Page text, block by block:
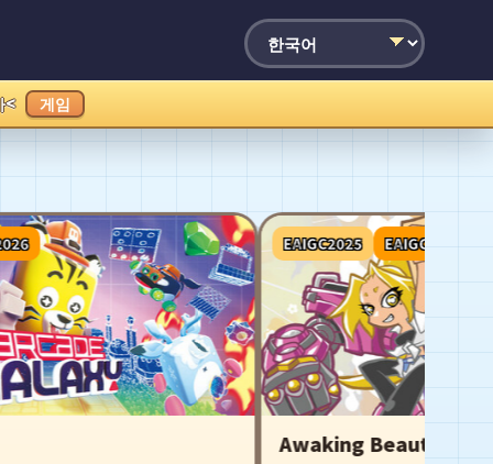
< 게임
EAIGC2025 EAIGC2026
Awaking Beauty